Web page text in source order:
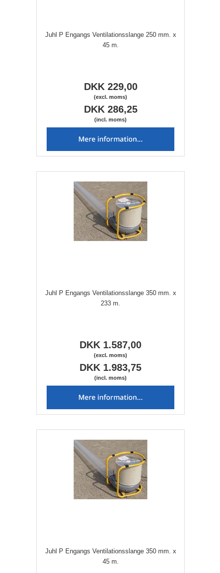
Juhl P Engangs Ventilationsslange 250 mm. x
45 m.
DKK 229,00
(excl. moms)
DKK 286,25
(incl. moms)
Juhl P Engangs Ventilationsslange 350 mm. x
233 m.
DKK 1.587,00
(excl. moms)
DKK 1.983,75
(incl. moms)
Juhl P Engangs Ventilationsslange 350 mm. x
45 m.